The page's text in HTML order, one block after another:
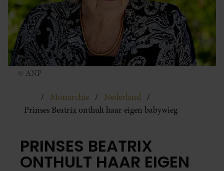
© ANP
Monarchie
Nederland
Prinses Beatrix onthult haar eigen babywieg
PRINSES BEATRIX
ONTHULT HAAR EIGEN